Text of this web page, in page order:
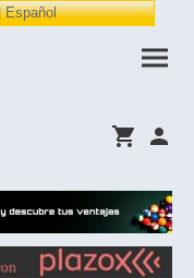
Español